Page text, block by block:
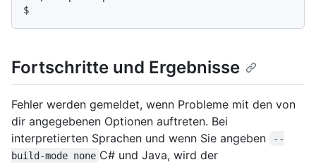
$
Fortschritte und Ergebnisse
Fehler werden gemeldet, wenn Probleme mit den von
dir angegebenen Optionen auftreten. Bei
interpretierten Sprachen und wenn Sie angeben
--
build-mode none C# und Java, wird der